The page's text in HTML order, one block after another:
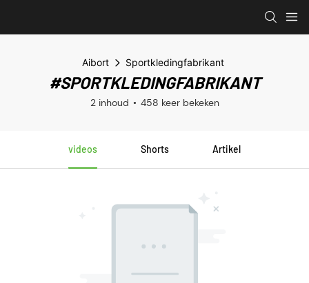
Aibort Sportkledingfabrikant
#SPORTKLEDINGFABRIKANT
2 inhoud 458 keer bekeken
videos Shorts Artikel